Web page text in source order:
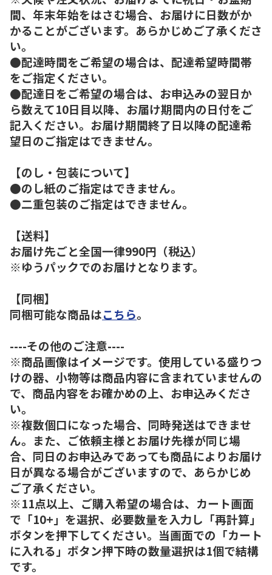
間、年末年始をはさむ場合、お届けに日数がか
かることがございます。あらかじめご了承くださ
い。
●配達時間をご希望の場合は、配達希望時間帯
をご指定ください。
●配達日をご希望の場合は、お申込みの翌日か
ら数えて10日目以降、お届け期間内の日付をご
記入ください。お届け期間終了日以降の配達希
望日のご指定はできません。
【のし・包装について】
●のし紙のご指定はできません。
●二重包装のご指定はできません。
【送料】
お届け先ごと全国一律990円（税込）
※ゆうパックでのお届けとなります。
【同梱】
同梱可能な商品はこちら。
----その他のご注意----
※商品画像はイメージです。使用している盛りつ
けの器、小物等は商品内容に含まれていませんの
で、商品内容をお確かめの上、お申込みくださ
い。
※複数個口になった場合、同時発送はできませ
ん。また、ご依頼主様とお届け先様が同じ場
合、同日のお申込みであっても商品によりお届け
日が異なる場合がございますので、あらかじめ
ご了承ください。
※11点以上、ご購入希望の場合は、カート画面
で「10+」を選択、必要数量を入力し「再計算」
ボタンを押下してください。当画面での「カート
に入れる」ボタン押下時の数量選択は1個で結構
です。